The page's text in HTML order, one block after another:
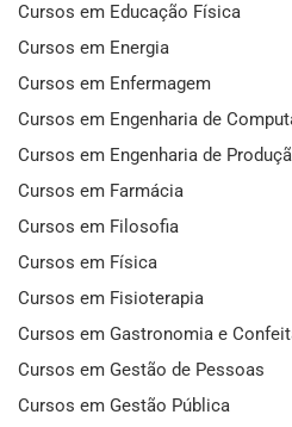
Cursos em Educação Física
Cursos em Energia
Cursos em Enfermagem
Cursos em Engenharia de
Cursos em Engenharia de
Cursos em Farmácia
Cursos em Filosofia
Cursos em Física
Cursos em Fisioterapia
Cursos em Gastronomia e
Cursos em Gestão de Pessoas
Cursos em Gestão Pública